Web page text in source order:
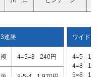
3連勝
複 4=5=8 240円
ワイド
4=5
4=8
5=8